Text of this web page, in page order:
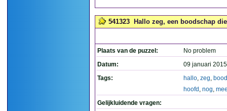
541323 Hallo zeg, een boodschap
Plaats van de puzzel:
No problem
Datum:
09 januari
Tags:
hallo, zeg,
hoofd , nog,
Gelijkluidende vragen: